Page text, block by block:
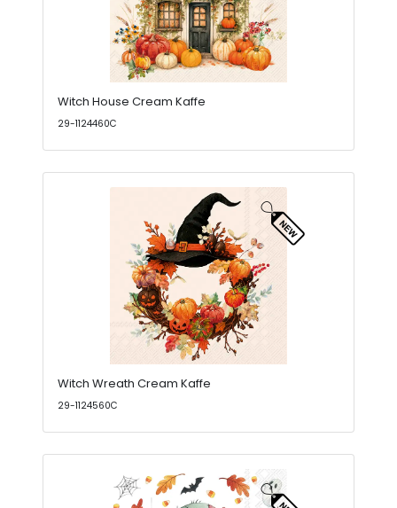
Witch House Cream Kaffe
29-1124460C
Witch Wreath Cream Kaffe
29-1124560C